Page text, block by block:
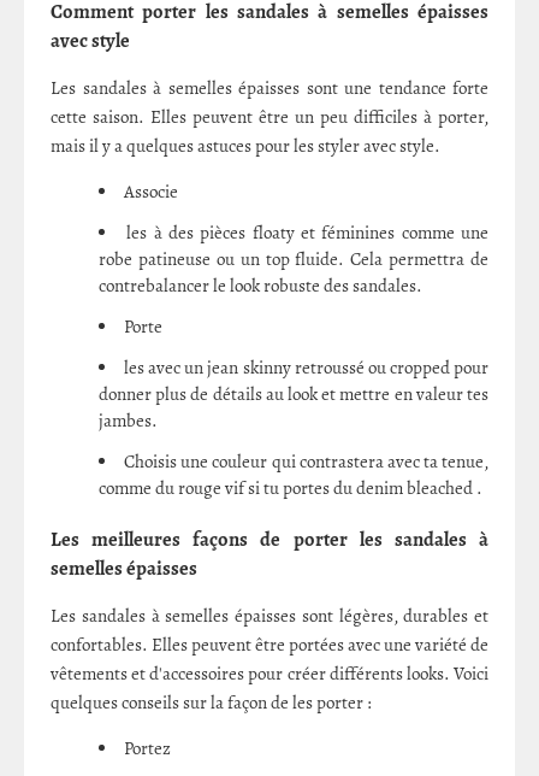
Comment porter les sandales à semelles épaisses
avec style
Les sandales à semelles épaisses sont une tendance forte
cette saison. Elles peuvent être un peu difficiles à porter,
mais il y a quelques astuces pour les styler avec style.
Associe
les à des pièces floaty et féminines comme une
robe patineuse ou un top fluide. Cela permettra de
contrebalancer le look robuste des sandales.
Porte
les avec un jean skinny retroussé ou cropped pour
donner plus de détails au look et mettre en valeur tes
jambes.
Choisis une couleur qui contrastera avec ta tenue,
comme du rouge vif si tu portes du denim bleached .
Les meilleures façons de porter les sandales à
semelles épaisses
Les sandales à semelles épaisses sont légères, durables et
confortables. Elles peuvent être portées avec une variété de
vêtements et d'accessoires pour créer différents looks. Voici
quelques conseils sur la façon de les porter :
Portez